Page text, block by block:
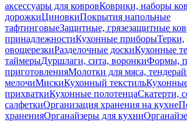
аксессуары для ковровКоврики, наборы
дорожкиЦиновкиПокрытия напольные
тафтинговыеЗащитные, грязезащитные
принадлежностиКухонные приборыТерки,
овощерезкиРазделочные доскиКухонные
таймерыДуршлаги, сита, воронкиФормы,
приготовленияМолотки для мяса,
мелочиМискиКухонный текстиль
прихваткиКухонные полотенцаСкатерти,
салфеткиОрганизация хранения на кухне
храненияОрганайзеры для кухни